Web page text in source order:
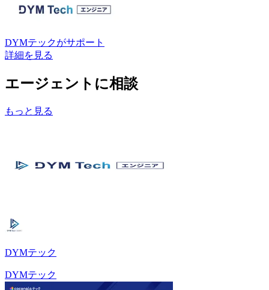
DYMテックがサポート
詳細を見る
エージェントに相談
もっと見る
DYMテック
DYMテック